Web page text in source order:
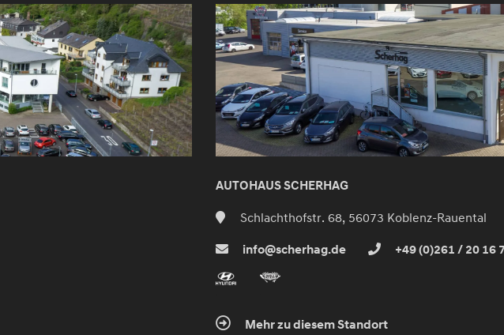
AUTOHAUS SCHERHAG
Schlachthofstr. 68, 56073 Koblenz-Rauental
info@scherhag.de +49 (0)261 / 20 16
Mehr zu diesem Standort